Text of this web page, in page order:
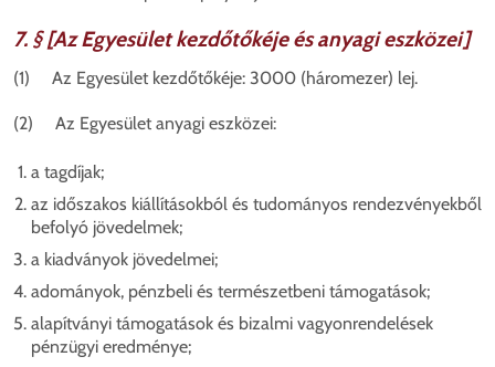
7. § [Az Egyesület kezdőtőkéje és anyagi eszközei]
(1) Az Egyesület kezdőtőkéje: 3000 (háromezer) lej.
(2) Az Egyesület anyagi eszközei:
a tagdíjak;
az időszakos kiállításokból és tudományos rendezvényekből
befolyó jövedelmek;
a kiadványok jövedelmei;
adományok, pénzbeli és természetbeni támogatások;
alapítványi támogatások és bizalmi vagyonrendelések
pénzügyi eredménye;